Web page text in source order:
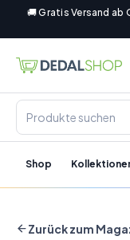
🚚 Gratis Versand ab
Shop
Zurück zum